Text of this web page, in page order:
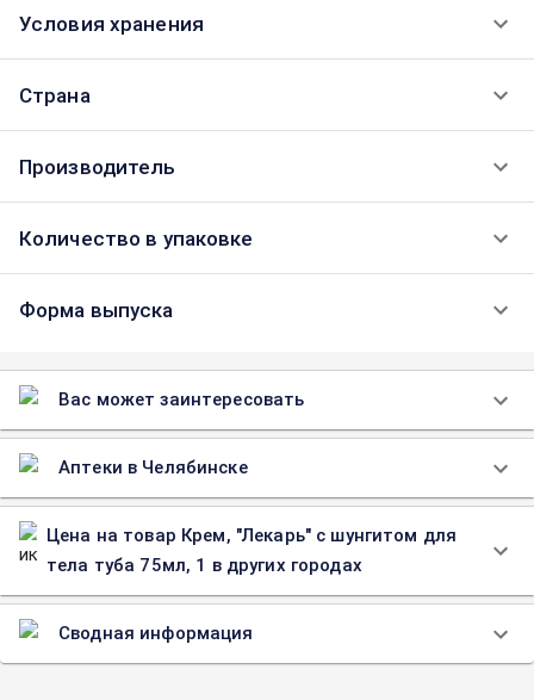
Условия хранения
Страна
Производитель
Количество в упаковке
Форма выпуска
Вас может заинтересовать
Аптеки в Челябинске
Цена на товар Крем, "Лекарь" с шунгитом для
тела туба 75мл, 1 в других городах
Сводная информация